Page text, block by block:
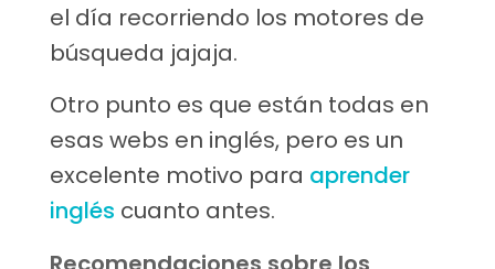
el día recorriendo los motores de
búsqueda jajaja.
Otro punto es que están todas en
esas webs en inglés, pero es un
excelente motivo para aprender
inglés cuanto antes.